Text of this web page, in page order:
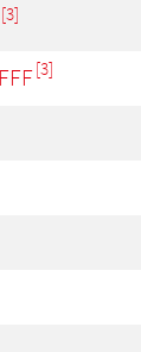
[3]
[3]